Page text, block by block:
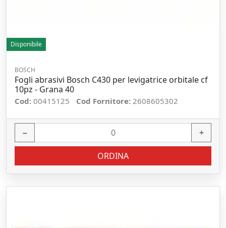
Disponibile
BOSCH
Fogli abrasivi Bosch C430 per levigatrice orbitale cf
10pz - Grana 40
Cod: 00415125 Cod Fornitore: 2608605302
− +
ORDINA